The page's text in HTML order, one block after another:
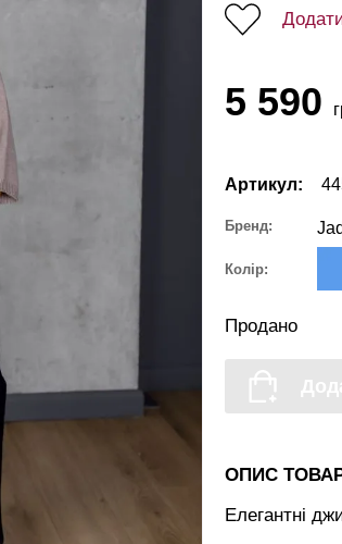
5 590
Артикул:
Бренд:
Колір:
Продано
ОПИС
Елегантні